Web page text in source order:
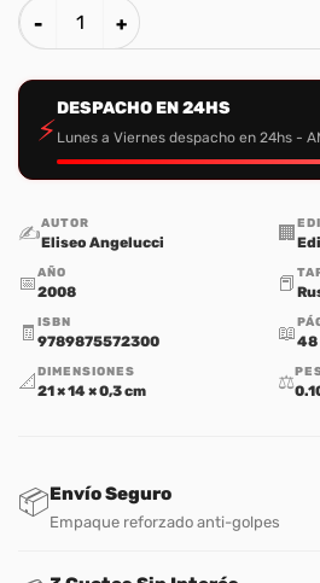
Juegos Biblicos 1 cantidad
⚡
DESPACHO EN 24HS
Lunes a Viernes despacho en 24hs -
✍️AUTOR
Eliseo Angelucci 🏢
📅AÑO
2008 📕
🧾 ISBN
9789875572300 📖48
📐 DIMENSIONES
21 × 14 × 0,3 cm ⚖️
📦Envío Seguro
Empaque reforzado anti-golpes